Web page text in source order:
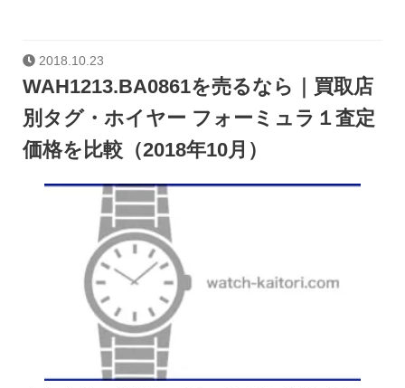
2018.10.23
WAH1213.BA0861を売るなら｜買取店
別タグ・ホイヤー フォーミュラ１査定
価格を比較（2018年10月）